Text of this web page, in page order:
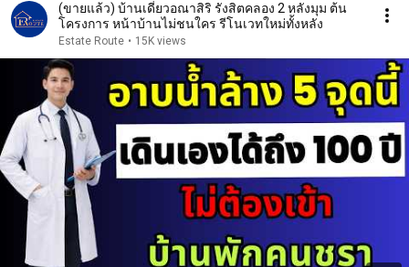
(ขายแล้ว) บ้านเดี่ยวอณาสิริ รังสิตคลอง 2 หลังมุม ต้น
โครงการ หน้าบ้านไม่ชนใคร รีโนเวทใหม่ทั้งหลัง
Estate Route • 15K views